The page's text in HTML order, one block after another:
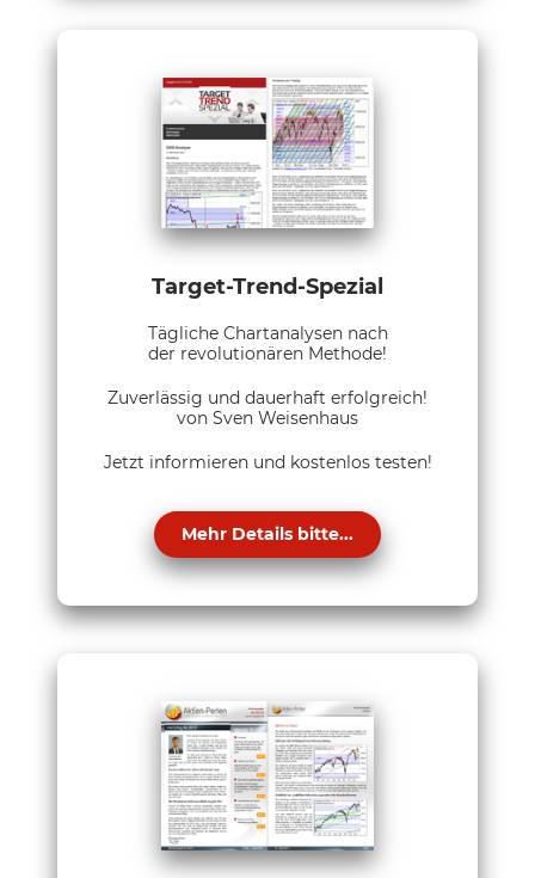
Target-Trend-Spezial
Tägliche Chartanalysen nach
der revolutionären Methode!
Zuverlässig und dauerhaft erfolgreich!
von Sven Weisenhaus
Jetzt informieren und kostenlos testen!
Mehr Details bitte...